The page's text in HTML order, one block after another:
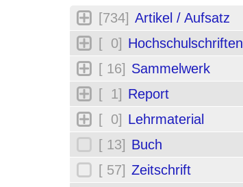
[734] Artikel / Aufsatz
[ 0] Hochschulschriften
[ 16] Sammelwerk
[ 1] Report
[ 0] Lehrmaterial
[ 13] Buch
[ 57] Zeitschrift